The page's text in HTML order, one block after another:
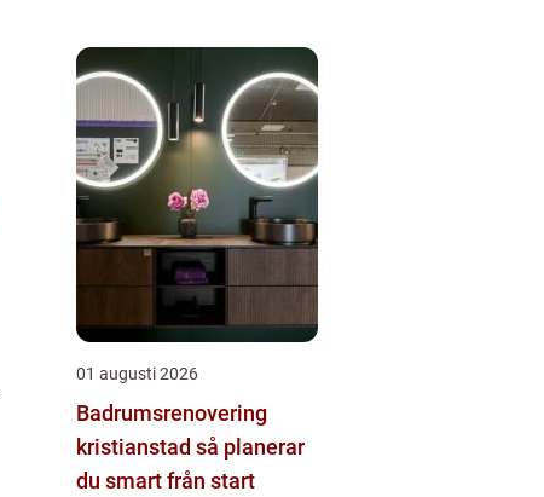
01 augusti 2026
Badrumsrenovering
kristianstad så planerar
du smart från start